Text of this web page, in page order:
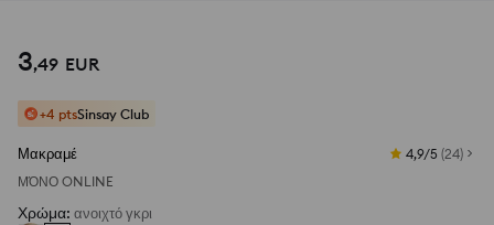
3,49 EUR
+4 ptsSinsay Club
Μακραμέ 4,9/5 (24)
ΜΌΝΟ ONLINE
Χρώμα: ανοιχτό γκρι